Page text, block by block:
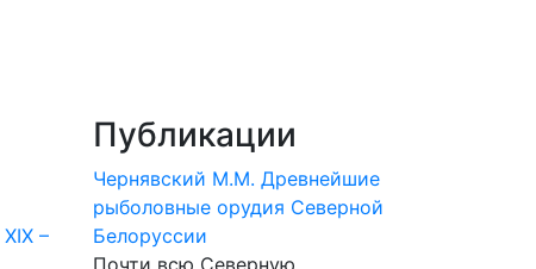
XIX –
Публикации
Чернявский М.М. Древнейшие
рыболовные орудия Северной
Белоруссии
Почти всю Северную